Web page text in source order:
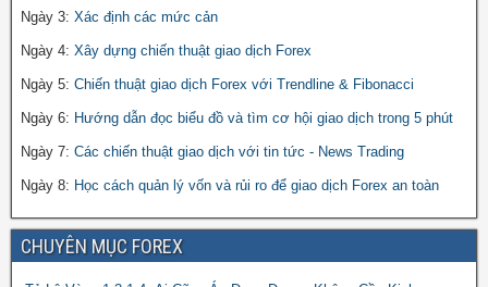
Ngày 3: Xác định các mức cản
Ngày 4: Xây dựng chiến thuật giao dịch Forex
Ngày 5: Chiến thuật giao dịch Forex với Trendline & Fibonacci
Ngày 6: Hướng dẫn đọc biểu đồ và tìm cơ hội giao dịch trong 5 phút
Ngày 7: Các chiến thuật giao dịch với tin tức - News Trading
Ngày 8: Học cách quản lý vốn và rủi ro để giao dịch Forex an toàn
CHUYÊN MỤC FOREX